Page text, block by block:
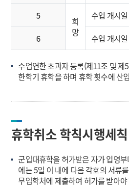
5
희
망
수업 개시
6
수업 개시일
수업연한 초과자 등록(제11조 및 제
한학기 휴학을 하며 휴학 횟수에 산
휴학취소 학칙시행세
군입대휴학을 허가받은 자가 입영
에는 5일 이 내에 다음 각호의 서류
무입학처에 제출하여 허가를 받아야